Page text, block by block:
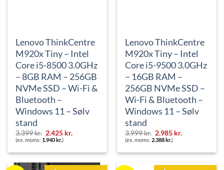
Lenovo ThinkCentre
M920x Tiny – Intel
Core i5-8500 3.0GHz
– 8GB RAM – 256GB
NVMe SSD – Wi-Fi &
Bluetooth –
Windows 11 – Sølv
stand
3.399kr. Den
oprindelige
var:
2.425 kr.
er:
(ex. moms: 1.940 kr.)
Lenovo ThinkCentre
M920x Tiny – Intel
Core i5-9500 3.0GHz
– 16GB RAM –
256GB NVMe SSD –
Wi-Fi & Bluetooth –
Windows 11 – Sølv
stand
3.999kr. Den
oprindelige
var:
2.985 kr.
er:
(ex. moms:2.388 kr.)